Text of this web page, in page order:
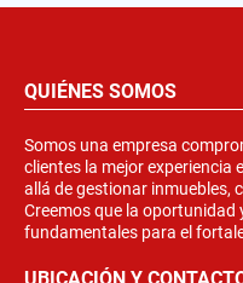
QUIÉNES SOMOS
Somos una empresa
clientes la mejor experiencia
allá de gestionar inmuebles,
Creemos que la oportunidad
fundamentales para el